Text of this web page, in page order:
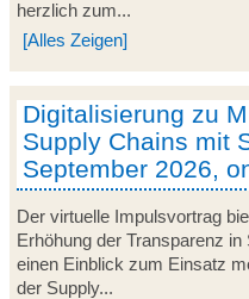
herzlich zum...
[Alles Zeigen]
Digitalisierung zu
Supply Chains mit
September 2026,
Der virtuelle Impulsvortrag
Erhöhung der Transparenz
einen Einblick zum Einsatz
der Supply...